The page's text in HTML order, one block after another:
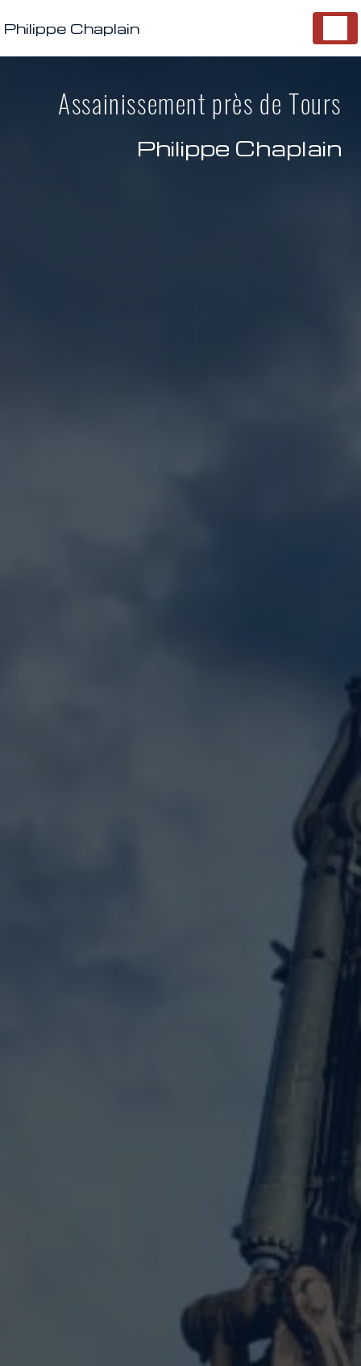
Philippe Chaplain
Assainissement près de Tours
Philippe Chaplain